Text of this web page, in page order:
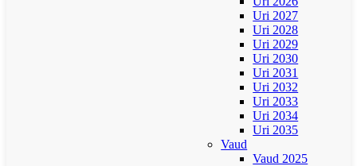
Uri 2027
Uri 2028
Uri 2029
Uri 2030
Uri 2031
Uri 2032
Uri 2033
Uri 2034
Uri 2035
Vaud
Vaud 2025